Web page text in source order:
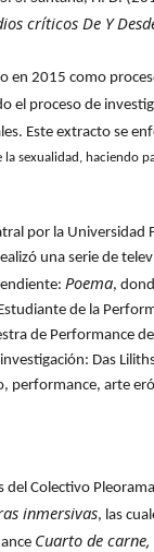
críticos De Y
en 2015 como
el proceso de
Este extracto se
sexualidad, haciendo
por la Universidad
una serie de
Poema,
de la
de Performance
Das
performance, arte
del Colectivo
inmersivas, las
Cuarto de carne,